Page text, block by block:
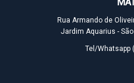
Rua Armando de
Jardim Aquarius -
Tel/Whatsapp